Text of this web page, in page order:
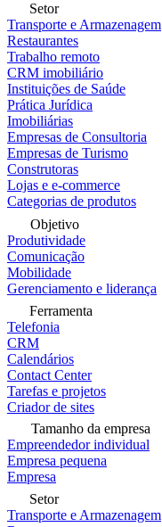
Setor
Transporte e Armazenagem
Restaurantes
Trabalho remoto
CRM imobiliário
Instituições de Saúde
Prática Jurídica
Imobiliárias
Empresas de Consultoria
Empresas de Turismo
Construtoras
Lojas e e-commerce
Categorias de produtos
Objetivo
Produtividade
Comunicação
Mobilidade
Gerenciamento e liderança
Ferramenta
Telefonia
CRM
Calendários
Contact Center
Tarefas e projetos
Criador de sites
Tamanho da empresa
Empreendedor individual
Empresa pequena
Empresa
Setor
Transporte e Armazenagem